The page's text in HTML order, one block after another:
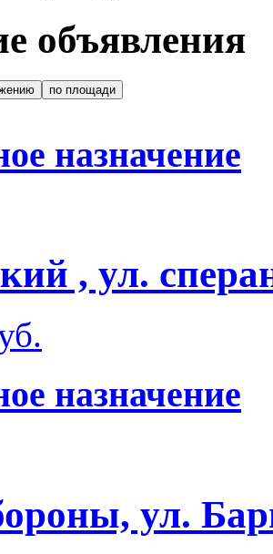
объявления
по площади
назначение
, ул.
назначение
ул.